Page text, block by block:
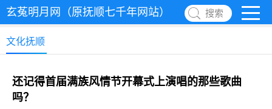
玄菟明月网（原抚顺七千年网站） 搜索
文化抚顺
还记得首届满族风情节开幕式上演唱的那些歌曲
吗？